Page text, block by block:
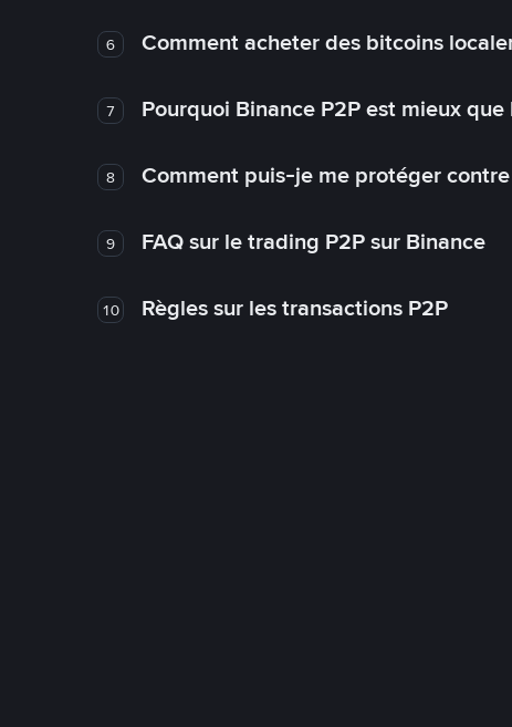
6 Comment acheter des bitcoins
7 Pourquoi Binance P2P est mieux
8 Comment puis-je me protéger
9 FAQ sur le trading P2P sur Binance
10 Règles sur les transactions P2P